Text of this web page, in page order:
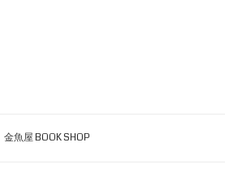
金魚屋 BOOK SHOP